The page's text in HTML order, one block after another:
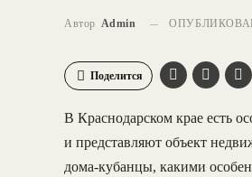
Автор Admin
Поделится
В Краснодарском крае есть
и представляют объект
дома-кубанцы, какими